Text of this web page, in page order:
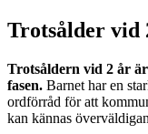
Trotsålder vid
Trotsåldern vid 2 år är
fasen. Barnet har en
ordförråd för att
kan kännas